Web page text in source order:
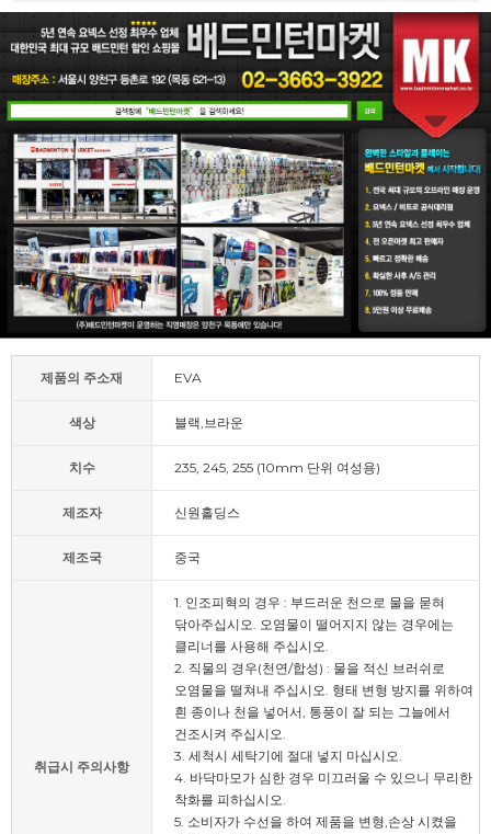
제품의 주소재 EVA
색상 블랙,브라운
치수 235, 245, 255 (10mm 단위 여성용)
제조자 신원홀딩스
제조국 중국
취급시 주의사항
1. 인조피혁의 경우 : 부드러운 천으로 물을 묻혀
닦아주십시오. 오염물이 떨어지지 않는 경우에는
클리너를 사용해 주십시오.
2. 직물의 경우(천연/합성) : 물을 적신 브러쉬로
오염물을 떨쳐내 주십시오. 형태 변형 방지를 위하여
흰 종이나 천을 넣어서, 통풍이 잘 되는 그늘에서
건조시켜 주십시오.
3. 세척시 세탁기에 절대 넣지 마십시오.
4. 바닥마모가 심한 경우 미끄러울 수 있으니 무리한
착화를 피하십시오.
5. 소비자가 수선을 하여 제품을 변형,손상 시켰을